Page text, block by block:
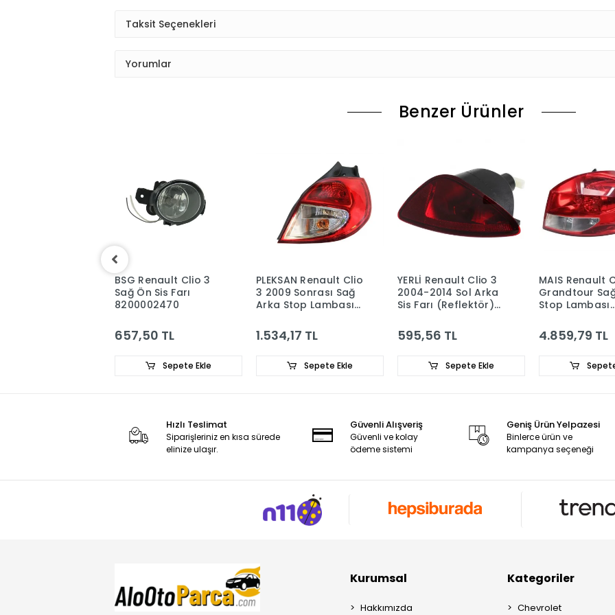
Taksit Seçenekleri
Yorumlar
Benzer Ürünler
PLEKSAN Renault Clio
3 2009 Sonrası Sağ
Arka Stop Lambası
1.534,17 TL
Sepete Ekle
YERLİ Renault Clio 3
2004-2014 Sol Arka
Sis Farı (Reflektör)
595,56 TL
Sepete Ekle
MAIS Renault Clio 3
Grandtour Sağ Arka
Stop Lambası
4.859,79 TL
Sepete Ekle
YERLİ
- III 2004-
Çamurluk
276,34 TL
Hızlı Teslimat
Siparişleriniz en kısa sürede
elinize ulaşır.
Güvenli Alışveriş
Güvenli ve kolay
ödeme sistemi
Geniş Ürün Yelpazesi
Binlerce ürün ve
kampanya seçeneği
Kurumsal
Hakkımızda
Kategoriler
Chevrolet